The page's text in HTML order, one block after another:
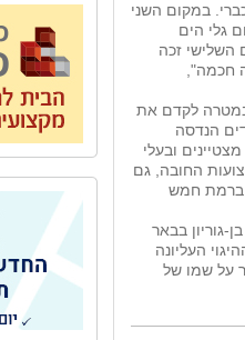
במקום השני
גלי הים
זכה
חכמה",
במטרה לקדם את
הנדסה
ובעלי
החובה, גם
ברמת חמש
גוריון בבאר
העליונה
על שמו של